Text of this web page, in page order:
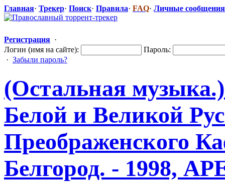
Главная· Трекер· Поиск· Правила· FAQ· Личные сообщения
Регистрация ·
Логин (имя на сайте):
Пароль:
· Забыли пароль?
(Остальная
Белой и Великой
Преображенск​ого
Белгород. - 1998,